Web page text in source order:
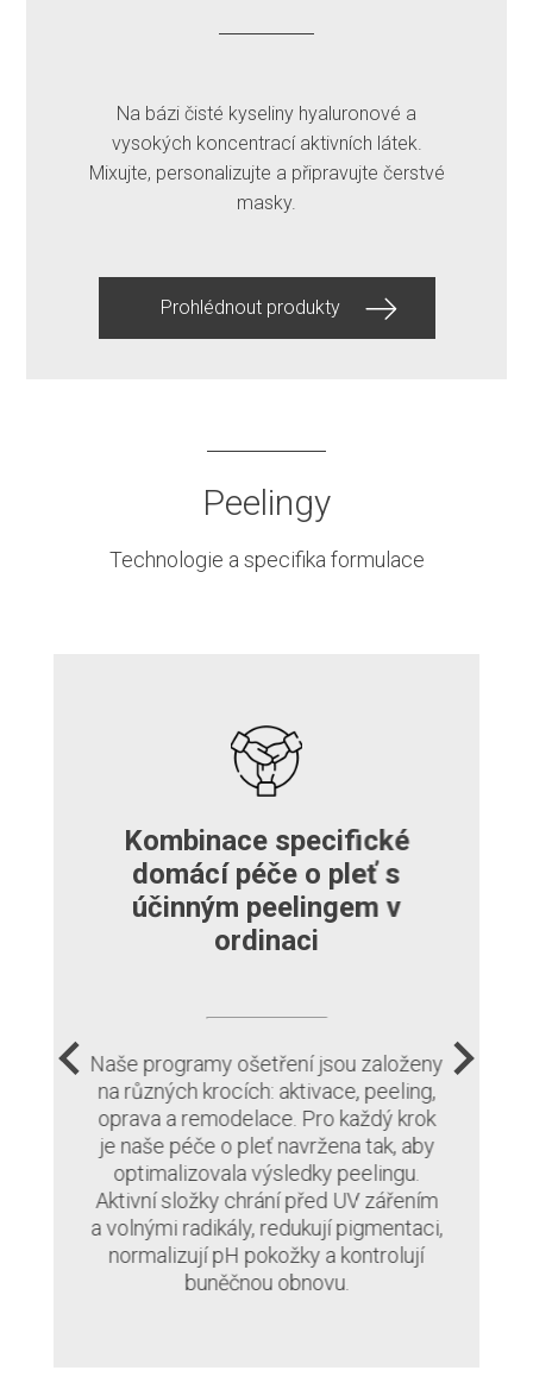
Na bázi čisté kyseliny hyaluronové a
vysokých koncentrací aktivních látek.
Mixujte, personalizujte a připravujte čerstvé
masky.
Prohlédnout produkty
Peelingy
Technologie a specifika formulace
Kombinace specifické
domácí péče o pleť s
účinným peelingem v
ordinaci
Naše programy ošetření jsou založeny
na různých krocích: aktivace, peeling,
oprava a remodelace. Pro každý krok
je naše péče o pleť navržena tak, aby
optimalizovala výsledky peelingu.
Aktivní složky chrání před UV zářením
a volnými radikály, redukují pigmentaci,
normalizují pH pokožky a kontrolují
buněčnou obnovu.